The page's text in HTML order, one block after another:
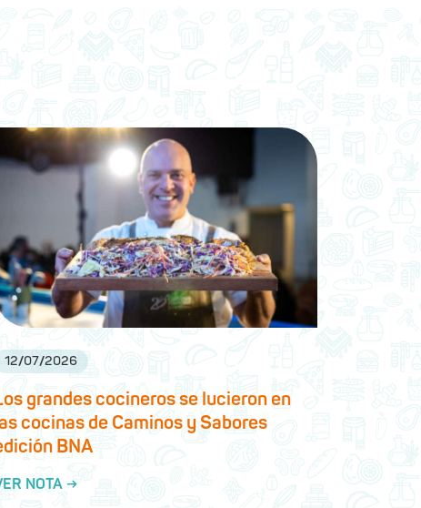
12/07/2026
grandes cocineros se lucieron en
cocinas de Caminos y Sabores
BNA
NOTA →